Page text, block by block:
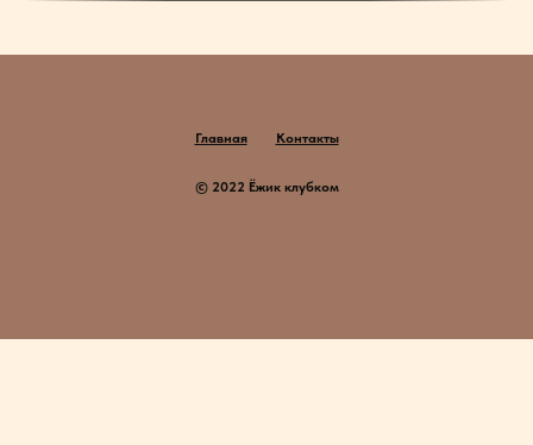
Главная Контакты
© 2022 Ёжик клубком